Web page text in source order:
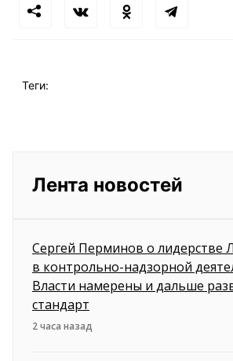
Теги:
Лента новостей
Сергей Перминов о лидерстве
в контрольно-надзорной
Власти намерены и дальше
стандарт
2 часа назад